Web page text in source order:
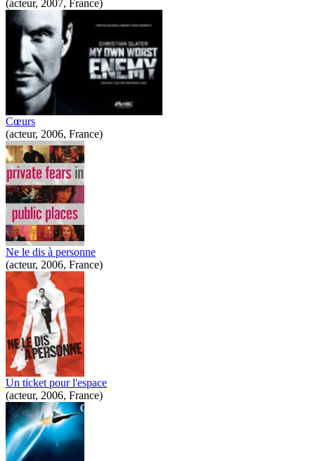
(acteur, 2007, France)
Cœurs
(acteur, 2006, France)
Ne le dis à personne
(acteur, 2006, France)
Un ticket pour l'espace
(acteur, 2006, France)